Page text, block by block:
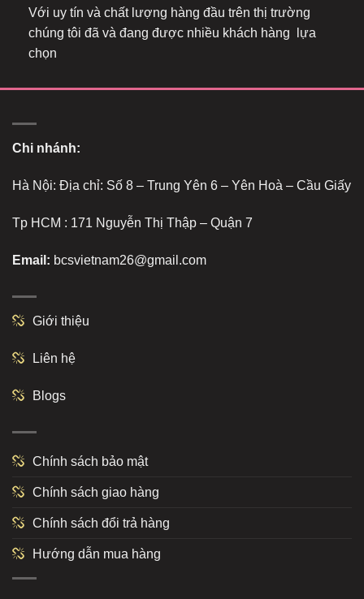
Với uy tín và chất lượng hàng đầu trên thị trường
chúng tôi đã và đang được nhiều khách hàng lựa
chọn
Chi nhánh:
Hà Nội: Địa chỉ: Số 8 – Trung Yên 6 – Yên Hoà – Cầu Giấy
Tp HCM : 171 Nguyễn Thị Thập – Quận 7
Email: bcsvietnam26@gmail.com
Giới thiệu
Liên hệ
Blogs
Chính sách bảo mật
Chính sách giao hàng
Chính sách đổi trả hàng
Hướng dẫn mua hàng